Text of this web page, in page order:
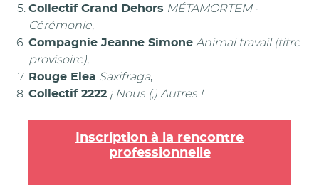
Collectif Grand Dehors MÉTAMORTEM ·
Cérémonie,
Compagnie Jeanne Simone Animal travail (titre
provisoire),
Rouge Elea Saxifraga,
Collectif 2222 ¡ Nous (,) Autres !
Inscription à la rencontre
professionnelle